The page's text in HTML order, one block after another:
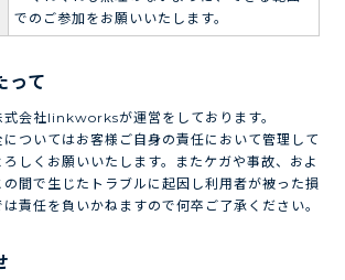
でのご参加をお願いいたします。
って
会社linkworksが運営をしております。
ついてはお客様ご自身の責任において管理して
しくお願いいたします。またケガや事故、およ
間で生じたトラブルに起因し利用者が被った損
責任を負いかねますので何卒ご了承ください。